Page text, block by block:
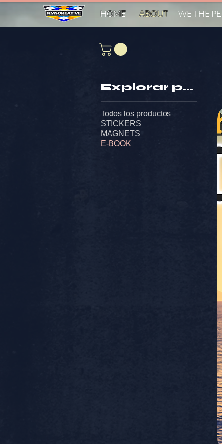
HOME ABOUT WE THE
Explorar por
Todos los productos
ST!CKERS
MAGNETS
E-BOOK